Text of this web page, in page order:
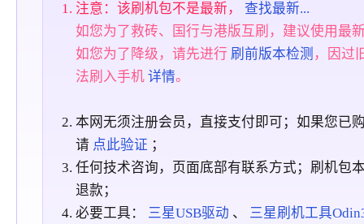
注意：该刷机包不是最新， 查找最新...
如您为了救砖、国行与港版互刷，建议使用最
如您为了降级，请先进行 刷前版本检测 ，因过
法刷入手机详情。
本网无须注册会员，直接支付即可；如果您已
请 点此验证 ；
任何技术咨询，页面底部有联系方式；刷机包
退款；
必要工具： 三星USB驱动 、 三星刷机工具